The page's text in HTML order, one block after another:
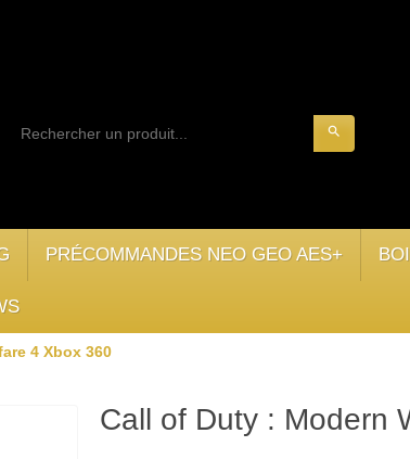
search
PRÉCOMMANDES NEO GEO AES+
4 Xbox 360
Call of Duty : Modern